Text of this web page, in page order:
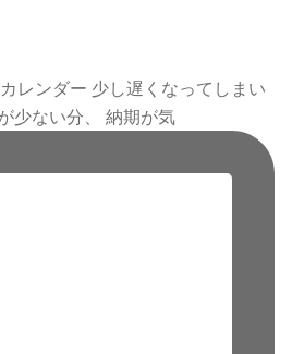
レンダー 少し遅くなってしまい
少ない分、 納期が気